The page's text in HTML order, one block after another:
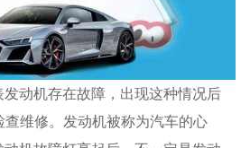
动机存在故障，出现这种情况后
维修。发动机被称为汽车的心